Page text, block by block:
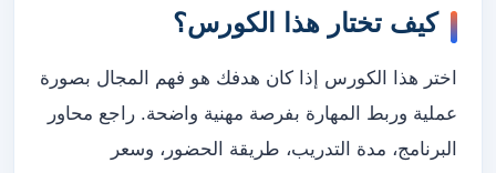
كيف تختار هذا الكورس؟
اختر هذا الكورس إذا كان هدفك هو فهم المجال بصورة
عملية وربط المهارة بفرصة مهنية واضحة. راجع محاور
البرنامج، مدة التدريب، طريقة الحضور، وسعر